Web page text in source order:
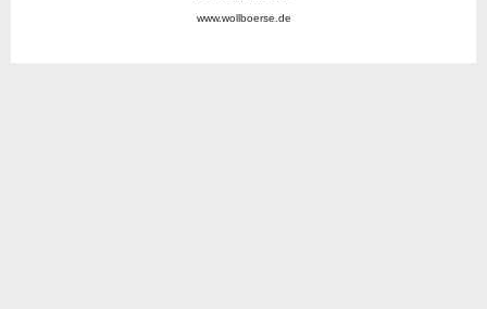
www.wollboerse.de